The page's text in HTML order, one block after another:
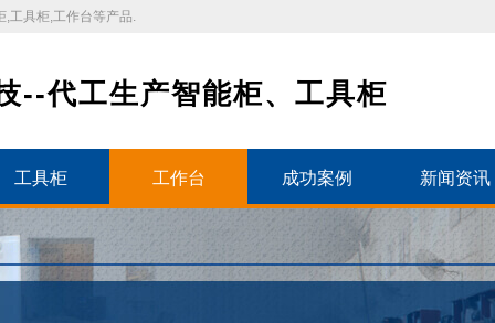
,工具柜,工作台等产品.
--代工生产智能柜、工具柜
工具柜 工作台 成功案例 新闻资讯